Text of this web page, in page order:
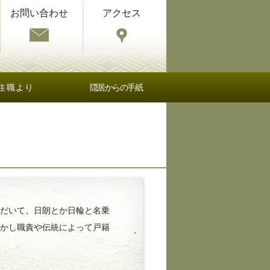
お問い合わせ アクセス
職より 隠居からの手紙
いて、日朗とか日輪と名乗
し職責や伝統によって戸籍